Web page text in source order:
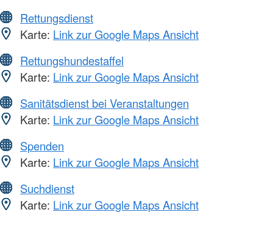
Rettungsdienst
Karte: Link zur Google Maps Ansicht
Rettungshundestaffel
Karte: Link zur Google Maps Ansicht
Sanitätsdienst bei Veranstaltungen
Karte: Link zur Google Maps Ansicht
Spenden
Karte: Link zur Google Maps Ansicht
Suchdienst
Karte: Link zur Google Maps Ansicht